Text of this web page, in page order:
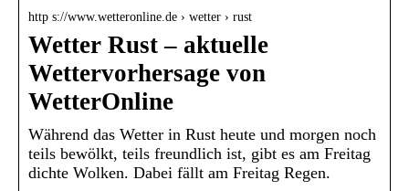
http s://www.wetteronline.de › wetter › rust
Wetter Rust – aktuelle
Wettervorhersage von
WetterOnline
Während das Wetter in Rust heute und morgen noch
teils bewölkt, teils freundlich ist, gibt es am Freitag
dichte Wolken. Dabei fällt am Freitag Regen.